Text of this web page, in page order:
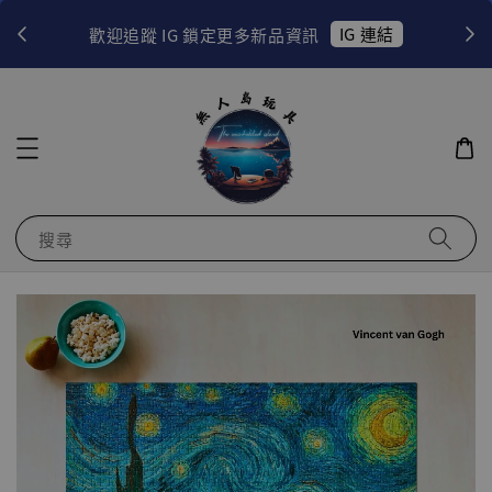
歡迎追蹤 IG 鎖定更多新品資訊 IG 連結
搜尋